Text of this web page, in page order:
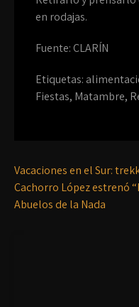
en rodajas.
Fuente: CLARÍN
Etiquetas:
Fiestas, Matambre,
Vacaciones en el Sur:
Cachorro López estrenó
Abuelos de la Nada